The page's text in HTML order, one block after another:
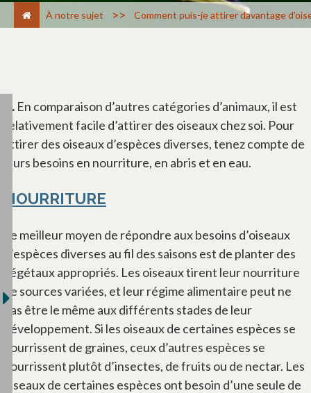
À notre sujet > Comment puis-je attirer davantage
R. En comparaison d’autres catégories d’animaux, il est
relativement facile d’attirer des oiseaux chez soi. Pour
attirer des oiseaux d’espèces diverses, tenez compte de
leurs besoins en nourriture, en abris et en eau.
NOURRITURE
Le meilleur moyen de répondre aux besoins d’oiseaux
d’espèces diverses au fil des saisons est de planter des
végétaux appropriés. Les oiseaux tirent leur nourriture
de sources variées, et leur régime alimentaire peut ne
pas être le même aux différents stades de leur
développement. Si les oiseaux de certaines espèces se
nourrissent de graines, ceux d’autres espèces se
nourrissent plutôt d’insectes, de fruits ou de nectar. Les
oiseaux de certaines espèces ont besoin d’une seule de